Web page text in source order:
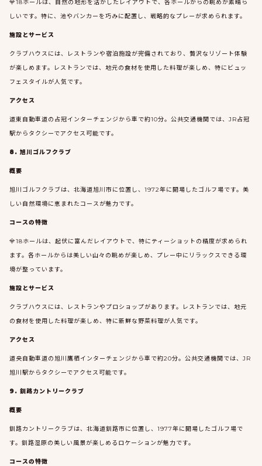
全18ホールは、自然の地形を活かしたレイアウトで、各ホールからの眺めが素晴ら
しいです。特に、池やバンカーを巧みに配置し、戦略的なプレーが求められます。
施設とサービス
クラブハウスには、レストランや宿泊施設が完備されており、贅沢なリゾート体験
が楽しめます。レストランでは、地元の食材を使用した料理が楽しめ、特にビュッ
フェスタイルが人気です。
アクセス
道東自動車道の占冠インターチェンジから車で約10分。公共交通機関では、JR占冠
駅からタクシーでアクセス可能です。
8. 旭川ゴルフクラブ
概要
旭川ゴルフクラブは、北海道旭川市に位置し、1972年に開場したゴルフ場です。美
しい自然環境に恵まれたコースが魅力です。
コースの特徴
全18ホールは、起伏に富んだレイアウトで、特にティーショットの精度が求められ
ます。各ホールからは美しい山々の眺めが楽しめ、プレー中にリラックスできる環
境が整っています。
施設とサービス
クラブハウスには、レストランやプロショップがあります。レストランでは、地元
の食材を使用した料理が楽しめ、特に新鮮な野菜料理が人気です。
アクセス
道央自動車道の旭川鷹栖インターチェンジから車で約20分。公共交通機関では、JR
旭川駅からタクシーでアクセス可能です。
9. 釧路カントリークラブ
概要
釧路カントリークラブは、北海道釧路市に位置し、1977年に開場したゴルフ場で
す。釧路湿原の美しい風景が楽しめるロケーションが魅力です。
コースの特徴